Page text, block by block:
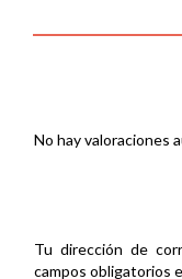
No hay valoraciones
Tu dirección de
campos obligatorios